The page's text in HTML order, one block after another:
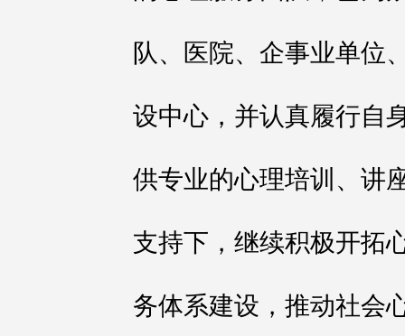
队、医院、企事业单位
设中心，并认真履行自
供专业的心理培训、讲
支持下，继续积极开拓
务体系建设，推动社会